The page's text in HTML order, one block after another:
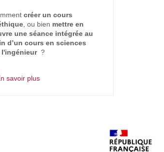
créer un cours
, ou bien mettre en
une séance intégrée au
d’un cours en sciences
l'ingénieur?
savoir plus